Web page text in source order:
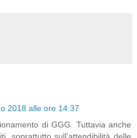
2018 alle ore 14:37
di GGG. Tuttavia anche